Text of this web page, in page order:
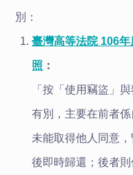
別：
臺灣高等法院 106
照 ：
「按「使用竊盜」
有別，主要在前者
未能取得他人同意
後即時歸還；後者